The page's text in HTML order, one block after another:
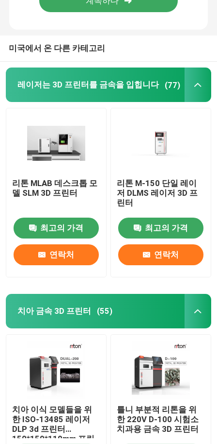
디지털 CNC 기계
와이어 굽기 기계 DMIS-V1
와이어 굽기 기계 DMIS-V1
미국에서 온 다른 카테고리
레이저는 3D 프린터를 금속을 입힙니다 (77)
리톤 MLAB 데스크톱 모
델 SLM 3D 프린터
최고의 가격
연락처
리톤 M-150 단일 레이
저 DLMS 레이저 3D 프
린터
최고의 가격
연락처
치아 금속 3D 프린터 (55)
치아 이식 모델들을 위
한 ISO-13485 레이저
DLP 3d 프린터
150*150*110mm 프린
틀니 부분적 리톤을 위
한 220V D-100 시험소
치과용 금속 3D 프린터